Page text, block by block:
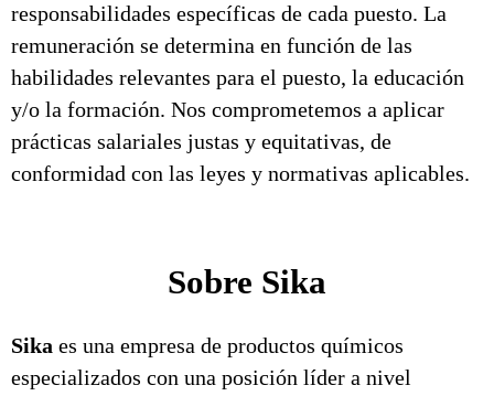
responsabilidades específicas de cada puesto. La
remuneración se determina en función de las
habilidades relevantes para el puesto, la educación
y/o la formación. Nos comprometemos a aplicar
prácticas salariales justas y equitativas, de
conformidad con las leyes y normativas aplicables.
Sobre Sika
Sika es una empresa de productos químicos
especializados con una posición líder a nivel